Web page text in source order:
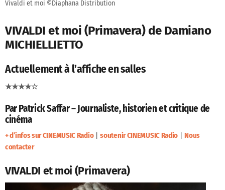
Vivaldi et moi ©Diaphana Distribution
VIVALDI et moi (Primavera) de Damiano
MICHIELLIETTO
Actuellement à l’affiche en salles
★★★★☆
Par Patrick Saffar – Journaliste, historien et critique de
cinéma
+ d’infos sur CINEMUSIC Radio|soutenir CINEMUSIC Radio |Nous
contacter
VIVALDI et moi (Primavera)